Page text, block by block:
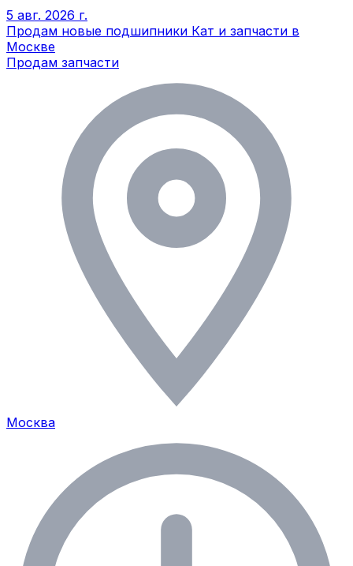
5 авг. 2026 г.
Продам новые подшипники Кат и запчасти в
Москве
Продам запчасти
Москва